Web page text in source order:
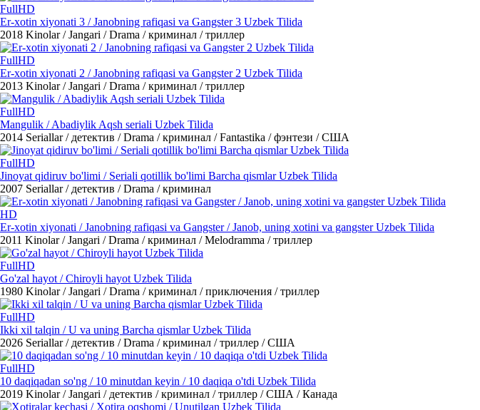
FullHD
Er-xotin xiyonati 3 / Janobning rafiqasi va Gangster 3 Uzbek Tilida
2018 Kinolar / Jangari / Drama / криминал / триллер
FullHD
Er-xotin xiyonati 2 / Janobning rafiqasi va Gangster 2 Uzbek Tilida
2013 Kinolar / Jangari / Drama / криминал / триллер
FullHD
Mangulik / Abadiylik Aqsh seriali Uzbek Tilida
2014 Seriallar / детектив / Drama / криминал / Fantastika / фэнтези / США
FullHD
Jinoyat qidiruv bo'limi / Seriali qotillik bo'limi Barcha qismlar Uzbek Tilida
2007 Seriallar / детектив / Drama / криминал
HD
Er-xotin xiyonati / Janobning rafiqasi va Gangster / Janob, uning xotini va gangster Uzbek Tilida
2011 Kinolar / Jangari / Drama / криминал / Melodramma / триллер
FullHD
Go'zal hayot / Chiroyli hayot Uzbek Tilida
1980 Kinolar / Jangari / Drama / криминал / приключения / триллер
FullHD
Ikki xil talqin / U va uning Barcha qismlar Uzbek Tilida
2026 Seriallar / детектив / Drama / криминал / триллер / США
FullHD
10 daqiqadan so'ng / 10 minutdan keyin / 10 daqiqa o'tdi Uzbek Tilida
2019 Kinolar / Jangari / детектив / криминал / триллер / США / Канада